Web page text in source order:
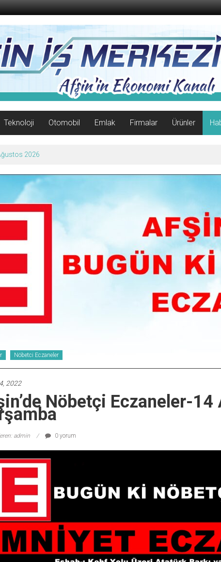
Teknoloji Otomobil Emlak Firmalar Ürünler
2026
Nöbetci Eczaneler
2022
Nöbetçi Eczaneler-14
admin 0 yorum